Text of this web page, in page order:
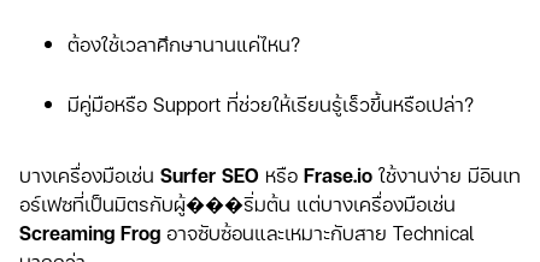
ต้องใช้เวลาศึกษานานแค่ไหน?
มีคู่มือหรือ Support ที่ช่วยให้เรียนรู้เร็วขึ้นหรือเปล่า?
บางเครื่องมือเช่น Surfer SEO หรือ Frase.io ใช้งานง่าย มีอินเท
อร์เฟซที่เป็นมิตรกับผู้���ริ่มต้น แต่บางเครื่องมือเช่น
Screaming Frog อาจซับซ้อนและเหมาะกับสาย Technical